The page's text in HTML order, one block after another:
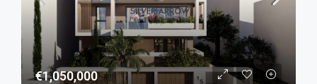
€1,050,000